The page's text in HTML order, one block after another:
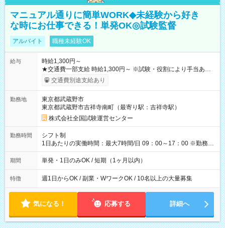
マニュアル通りに簡単WORK◆未経験から好き
な時にお仕事できる！単発OK◎試験監督
アルバイト 職種未経験OK
給与
時給1,300円～
★交通費一部支給 時給1,300円～ ※試験・役割により手当あり
※勤務回数により昇給あり 【即給（前払い）オプションあ
り！】 希望される場合、勤務から1週間ほどで給与の一部を受け
例】 ・河合塾模擬試験 8:30～17:30（休憩1時間） 時給1,300円
×8時間＝日収10,400円＋交通費 ※当日の役割により時給＋100
円の場合あり ・国家試験 7:00～13:30（休憩なし） 時給1,300
円（役割手当＋100円）×6時間＝日収8,400円＋交通費 【試用期
間】試用期間なし
交通費別途支給あり
勤務地
東京都武蔵野市
東京都武蔵野市吉祥寺南町（最寄り駅：吉祥寺駅）
株式会社全国試験運営センター
勤務時間
シフト制
1日あたりの実働時間：最大7時間/日 09：00～17：00 ※勤務時
間は 試験により異なります。
期間 単発・1日のみOK / 短期（1ヶ月以内）
特徴 週1日からOK / 副業・WワークOK / 10名以上の大量募集
気になる！ 応募する 詳細へ